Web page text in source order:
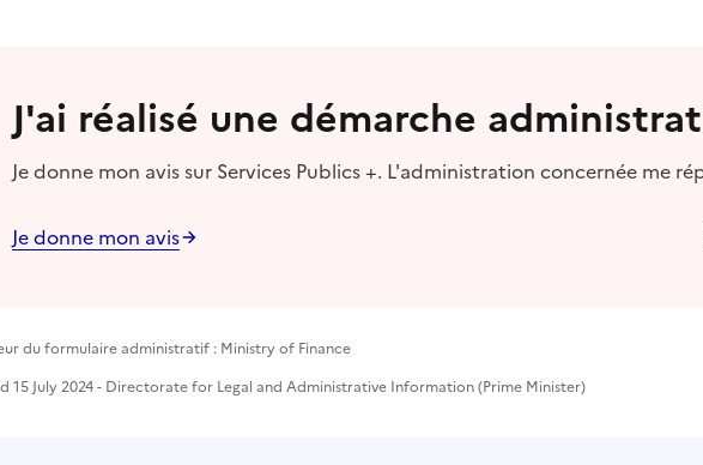
J'ai réalisé une démarche
Je donne mon avis sur Services Publics +. L'administration concernée me
Je donne mon avis
du formulaire administratif : Ministry of Finance
15 July 2024 - Directorate for Legal and Administrative Information (Prime Minister)